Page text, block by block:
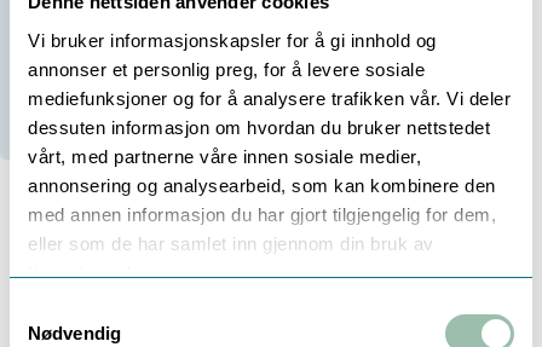
Vi bruker informasjonskapsler for å gi innhold og
annonser et personlig preg, for å levere sosiale
mediefunksjoner og for å analysere trafikken vår. Vi deler
dessuten informasjon om hvordan du bruker nettstedet
vårt, med partnerne våre innen sosiale medier,
annonsering og analysearbeid, som kan kombinere den
med annen informasjon du har gjort tilgjengelig for dem,
eller som de har samlet inn gjennom din bruk av
tjenestene deres.
Nødvendig
Be om tilbud
Bestillingsvare (84dager)